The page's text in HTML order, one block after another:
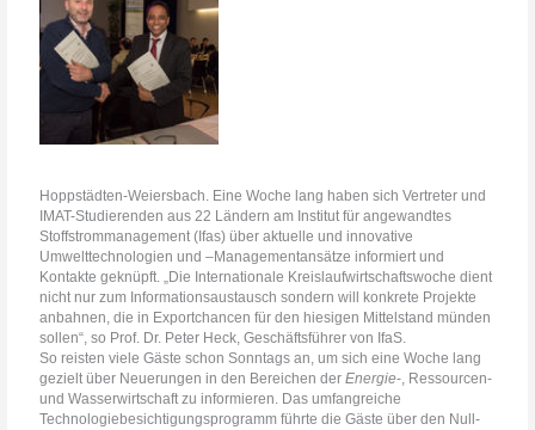
Hoppstädten-Weiersbach. Eine Woche lang haben sich Vertreter und
IMAT-Studierenden aus 22 Ländern am Institut für angewandtes
Stoffstrommanagement (Ifas) über aktuelle und innovative
Umwelttechnologien und –Managementansätze informiert und
Kontakte geknüpft. „Die Internationale Kreislaufwirtschaftswoche dient
nicht nur zum Informationsaustausch sondern will konkrete Projekte
anbahnen, die in Exportchancen für den hiesigen Mittelstand münden
sollen“, so Prof. Dr. Peter Heck, Geschäftsführer von IfaS.
So reisten viele Gäste schon Sonntags an, um sich eine Woche lang
gezielt über Neuerungen in den Bereichen derEnergie-, Ressourcen-
und Wasserwirtschaft zu informieren. Das umfangreiche
Technologiebesichtigungsprogramm führte die Gäste über den Null-